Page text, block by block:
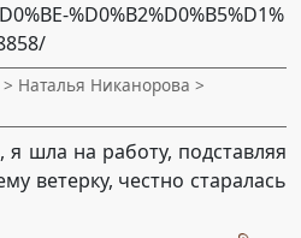
%D0%B2%D0%B5%D1%
> Наталья Никанорова >
шла на работу, подставляя
ветерку, честно старалась